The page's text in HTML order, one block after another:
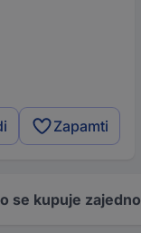
Zapamti
se kupuje zajedno